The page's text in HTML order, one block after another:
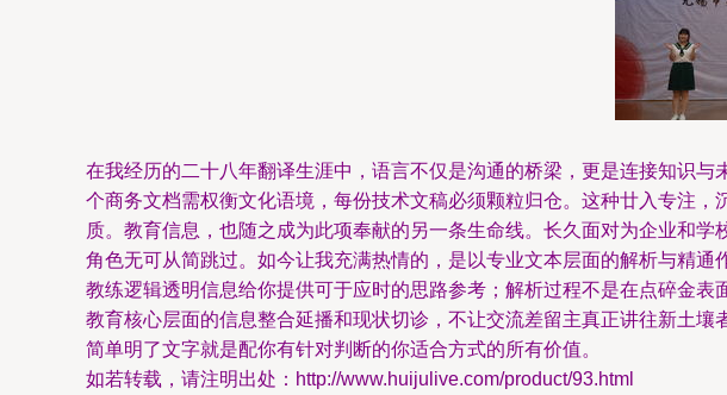
在我经历的二十八年翻译生涯中，语言不仅是沟通的桥梁，更是连接知识
个商务文档需权衡文化语境，每份技术文稿必须颗粒归仓。这种廿入专注
质。教育信息，也随之成为此项奉献的另一条生命线。长久面对为企业和
角色无可从简跳过。如今让我充满热情的，是以专业文本层面的解析与精
教练逻辑透明信息给你提供可于应时的思路参考；解析过程不是在点碎金
教育核心层面的信息整合延播和现状切诊，不让交流差留主真正讲往新土
简单明了文字就是配你有针对判断的你适合方式的所有价值。
如若转载，请注明出处：http://www.huijulive.com/product/93.html